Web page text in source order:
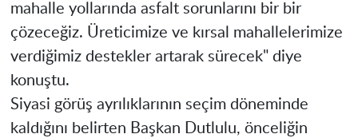
mahalle yollarında asfalt sorunlarını bir bir
çözeceğiz. Üreticimize ve kırsal mahallelerimize
verdiğimiz destekler artarak sürecek" diye
konuştu.
Siyasi görüş ayrılıklarının seçim döneminde
kaldığını belirten Başkan Dutlulu, önceliğin